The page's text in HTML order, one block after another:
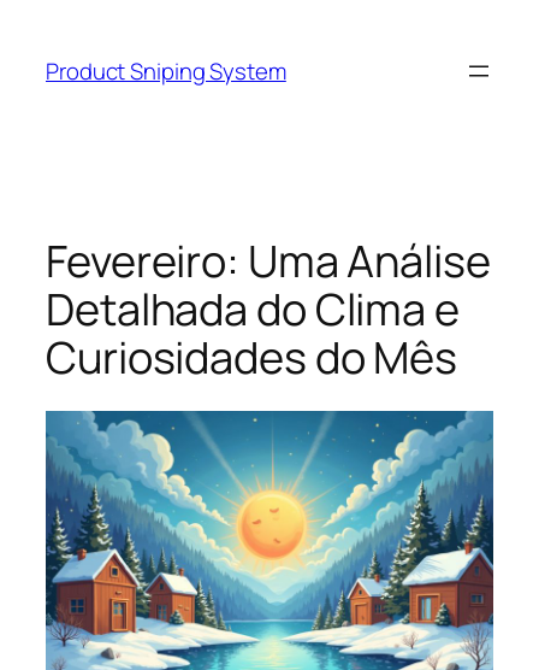
content
Product Sniping System
Fevereiro: Uma Análise
Detalhada do Clima e
Curiosidades do Mês